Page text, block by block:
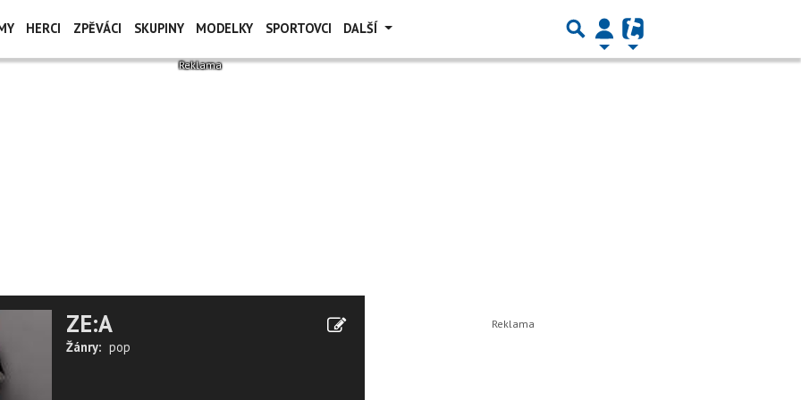
HERCI ZPĚVÁCI SKUPINY MODELKY SPORTOVCI DALŠÍ
ZE:A
Žánry: pop